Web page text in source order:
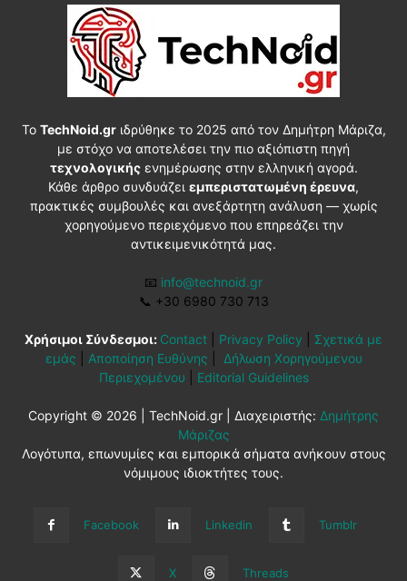
Το TechNoid.grιδρύθηκε το 2025 από τον Δημήτρη Μάριζα,
με στόχο να αποτελέσει την πιο αξιόπιστη πηγή
τεχνολογικήςενημέρωσης στην ελληνική αγορά.
Κάθε άρθρο συνδυάζει εμπεριστατωμένη έρευνα,
πρακτικές συμβουλές και ανεξάρτητη ανάλυση — χωρίς
χορηγούμενο περιεχόμενο που επηρεάζει την
αντικειμενικότητά μας.
📧 info@technoid.gr
📞 +30 6980 730 713
Χρήσιμοι Σύνδεσμοι: Contact Privacy Policy
Σχετικά με
εμάς
Αποποίηση Ευθύνης
Δήλωση Χορηγούμενου
Περιεχομένου
Editorial Guidelines
Copyright © 2026 | TechNoid.gr | Διαχειριστής: Δημήτρης
Μάριζας
Λογότυπα, επωνυμίες και εμπορικά σήματα ανήκουν στους
νόμιμους ιδιοκτήτες τους.
Facebook Linkedin Tumblr
X Threads